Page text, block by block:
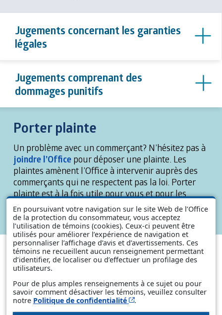
En poursuivant votre navigation sur le site Web de l’Office
de la protection du consommateur, vous acceptez
l’utilisation de témoins (cookies). Ceux-ci peuvent être
utilisés pour améliorer l’expérience de navigation et
personnaliser l’affichage d’avis et d’avertissements. Ces
témoins ne recueillent aucun renseignement permettant
d’identifier, de localiser ou d’effectuer un profilage des
utilisateurs.
Pour de plus amples renseignements à ce sujet ou pour
savoir comment désactiver les témoins, veuillez consulter
notre Politique de confidentialité Cet hyperlien s’ouvrira
.
Jugements concernant les garanties
légales
Jugements comprenant des
dommages punitifs
Porter plainte
Un problème avec un commerçant? N’hésitez pas à
joindre l’Office pour déposer une plainte. Les
plaintes amènent l’Office à intervenir auprès des
commerçants qui ne respectent pas la loi. Porter
plainte est à la fois utile pour vous et pour les
autres consommateurs.